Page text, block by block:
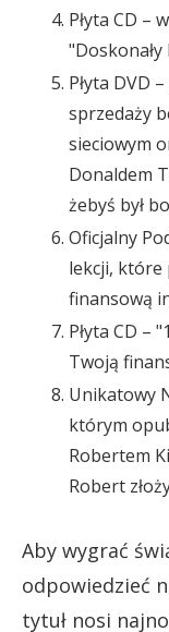
Płyta CD –
"Doskonały
Płyta DVD
sprzedaży
sieciowym
Donaldem
żebyś był
Oficjalny
lekcji, które
finansową
Płyta CD –
Twoją
Unikatowy
którym
Robertem
Robert
Aby wygrać
odpowiedzieć
tytuł nosi